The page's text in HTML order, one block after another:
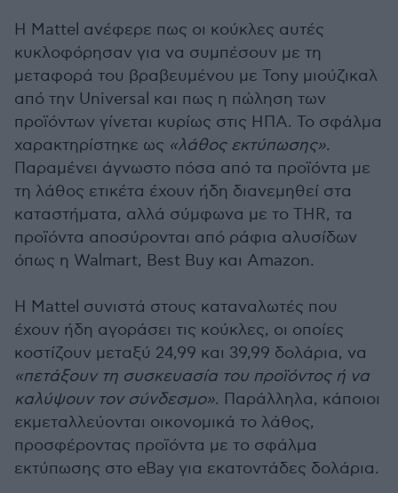
Η Mattel ανέφερε πως οι κούκλες αυτές
κυκλοφόρησαν για να συμπέσουν με τη
μεταφορά του βραβευμένου με Tony μιούζικαλ
από την Universal και πως η πώληση των
προϊόντων γίνεται κυρίως στις ΗΠΑ. Το σφάλμα
χαρακτηρίστηκε ως «λάθος εκτύπωσης».
Παραμένει άγνωστο πόσα από τα προϊόντα με
τη λάθος ετικέτα έχουν ήδη διανεμηθεί στα
καταστήματα, αλλά σύμφωνα με το THR, τα
προϊόντα αποσύρονται από ράφια αλυσίδων
όπως η Walmart, Best Buy και Amazon.
Η Mattel συνιστά στους καταναλωτές που
έχουν ήδη αγοράσει τις κούκλες, οι οποίες
κοστίζουν μεταξύ 24,99 και 39,99 δολάρια, να
«πετάξουν τη συσκευασία του προϊόντος ή να
καλύψουν τον σύνδεσμο». Παράλληλα, κάποιοι
εκμεταλλεύονται οικονομικά το λάθος,
προσφέροντας προϊόντα με το σφάλμα
εκτύπωσης στο eBay για εκατοντάδες δολάρια.